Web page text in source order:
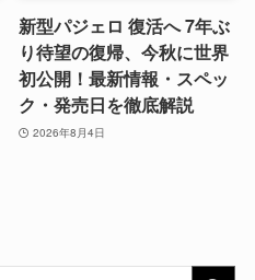
新型パジェロ 復活へ 7年ぶ
り待望の復帰、今秋に世界
初公開！最新情報・スペッ
ク・発売日を徹底解説
2026年8月4日